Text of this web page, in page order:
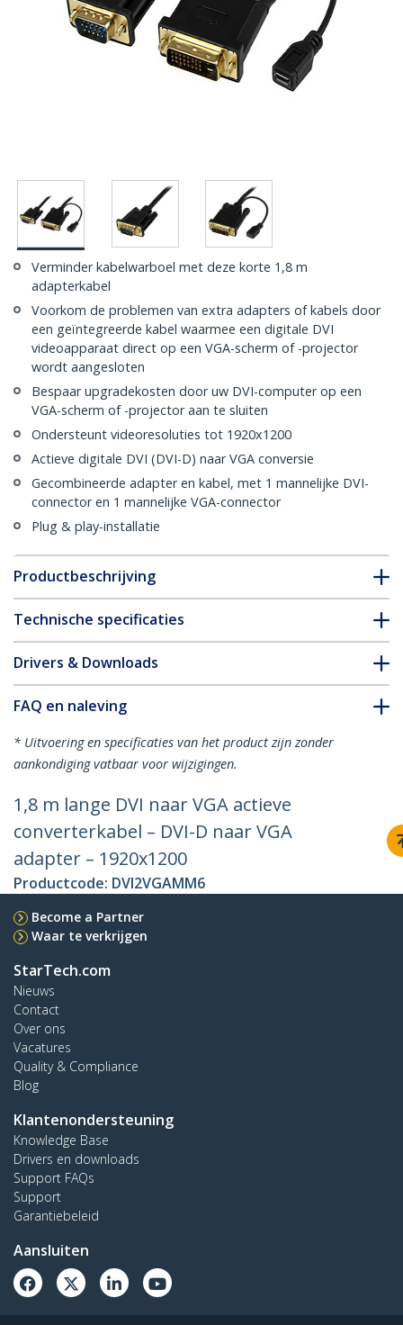
Verminder kabelwarboel met deze korte 1,8 m
adapterkabel
Voorkom de problemen van extra adapters of kabels door
een geïntegreerde kabel waarmee een digitale DVI
videoapparaat direct op een VGA-scherm of -projector
wordt aangesloten
Bespaar upgradekosten door uw DVI-computer op een
VGA-scherm of -projector aan te sluiten
Ondersteunt videoresoluties tot 1920x1200
Actieve digitale DVI (DVI-D) naar VGA conversie
Gecombineerde adapter en kabel, met 1 mannelijke DVI-
connector en 1 mannelijke VGA-connector
Plug & play-installatie
Productbeschrijving
Technische specificaties
Drivers & Downloads
FAQ en naleving
* Uitvoering en specificaties van het product zijn zonder
aankondiging vatbaar voor wijzigingen.
1,8 m lange DVI naar VGA actieve
converterkabel – DVI-D naar VGA
adapter – 1920x1200
Productcode: DVI2VGAMM6
Become a Partner
Waar te verkrijgen
StarTech.com
Nieuws
Contact
Over ons
Vacatures
Quality & Compliance
Blog
Klantenondersteuning
Knowledge Base
Drivers en downloads
Support FAQs
Support
Garantiebeleid
Aansluiten